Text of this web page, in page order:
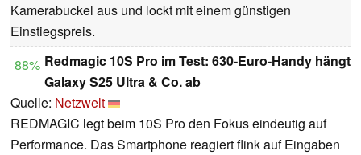
Kamerabuckel aus und lockt mit einem günstigen
Einstiegspreis.
88% Redmagic 10S Pro im Test: 630-Euro-Handy hängt
Galaxy S25 Ultra & Co. ab
Quelle: Netzwelt
REDMAGIC legt beim 10S Pro den Fokus eindeutig auf
Performance. Das Smartphone reagiert flink auf Eingaben